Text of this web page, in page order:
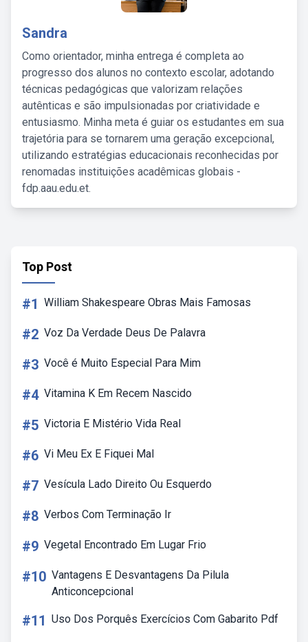
Sandra
Como orientador, minha entrega é completa ao
progresso dos alunos no contexto escolar, adotando
técnicas pedagógicas que valorizam relações
autênticas e são impulsionadas por criatividade e
entusiasmo. Minha meta é guiar os estudantes em sua
trajetória para se tornarem uma geração excepcional,
utilizando estratégias educacionais reconhecidas por
renomadas instituições acadêmicas globais -
fdp.aau.edu.et.
Top Post
#1 William Shakespeare Obras Mais Famosas
#2 Voz Da Verdade Deus De Palavra
#3 Você é Muito Especial Para Mim
#4 Vitamina K Em Recem Nascido
#5 Victoria E Mistério Vida Real
#6 Vi Meu Ex E Fiquei Mal
#7 Vesícula Lado Direito Ou Esquerdo
#8 Verbos Com Terminação Ir
#9 Vegetal Encontrado Em Lugar Frio
#10 Vantagens E Desvantagens Da Pilula
Anticoncepcional
#11 Uso Dos Porquês Exercícios Com Gabarito Pdf